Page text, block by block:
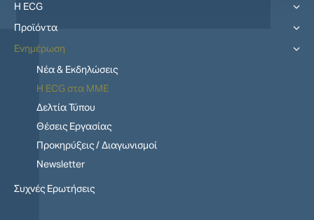
Η ECG
Προϊόντα
Ενημέρωση
Νέα & Εκδηλώσεις
Η ECG στα MME
Δελτία Τύπου
Θέσεις Εργασίας
Προκηρύξεις / Διαγωνισμοί
Newsletter
Συχνές Ερωτήσεις